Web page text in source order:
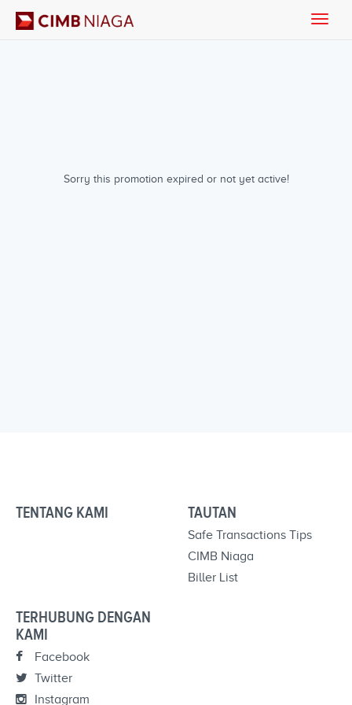
Sorry this promotion expired or not yet active!
Toggle
TENTANG KAMI TAUTAN
Safe Transactions Tips
CIMB Niaga
Biller List
TERHUBUNG DENGAN
KAMI
Facebook
Twitter
Instagram